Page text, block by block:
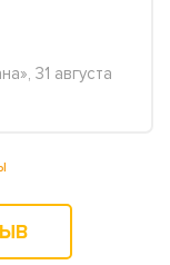
31 августа